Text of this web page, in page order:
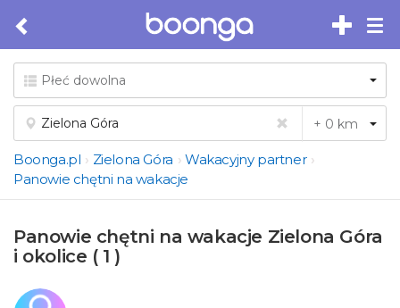
Boonga.pl Zielona Góra
Wakacyjny partner
Panowie chętni na wakacje
Panowie chętni na wakacje Zielona Góra
i okolice ( 1 )